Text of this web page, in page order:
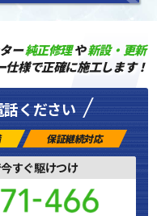
ー純正修理や新設・更新
仕様で正確に施工します！
ください
保証継続対応
すぐ駆けつけ